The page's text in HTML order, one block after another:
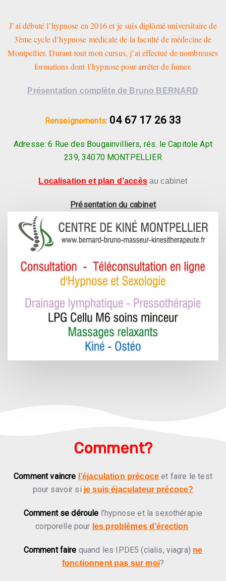
J’ai débuté l’hypnose en 2016 et je suis diplômé universitaire de
3ème cycle d’hypnose médicale de la faculté de médecine de
Montpellier. Durant tout mon cursus, j’ai effectué de nombreuses
formations dont l’hypnose pour arrêter de fumer.
Présentation complète de Bruno BERNARD
Renseignements: 04 67 17 26 33
Adresse: 6 Rue des Bougainvilliers, rés. le Capitole Apt
239, 34070 MONTPELLIER
Localisation et plan d’accès au cabinet
Présentation du cabinet
Comment?
Comment vaincre l’éjaculation précoce et faire le test
pour savoir si je suis éjaculateur précoce?
Comment se déroule l’hypnose et la sexothérapie
corporelle pour les problèmes d’érection
Comment faire quand les IPDE5 (cialis, viagra) ne
fonctionnent pas sur moi?